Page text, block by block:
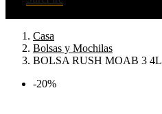
Casa
Bolsas y Mochilas
BOLSA RUSH MOAB 3 4L
-20%